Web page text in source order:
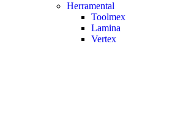
Herramental
Toolmex
Lamina
Vertex